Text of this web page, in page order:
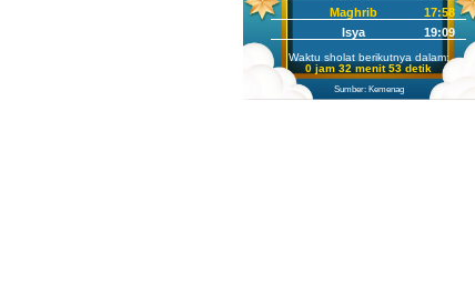
Maghrib
17:58
Isya
19:09
Waktu sholat berikutnya dalam:
0 jam 32 menit 52 detik
Sumber: Kemenag